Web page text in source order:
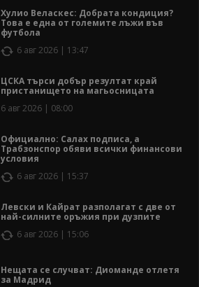
Хулио Веласкес: Добрата кондиция?
Това е една от големите лъжи във
футбола
6 авг 2026 | 13:47
ЦСКА търси добър резултат край
пристанището на магьосницата
6 авг 2026 | 08:00
Официално: Салах подписа, а
Трабзонспор обяви всички финансови
условия
6 авг 2026 | 15:37
Левски и Кайрат разполагат с две от
най-силните оръжия при дузпите
6 авг 2026 | 15:06
Нещата се случват: Диоманде отлетя
за Мадрид